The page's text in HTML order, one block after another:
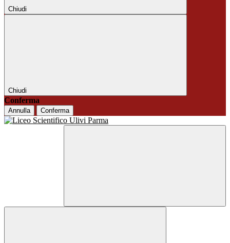
Chiudi
Chiudi
Conferma
Annulla Conferma